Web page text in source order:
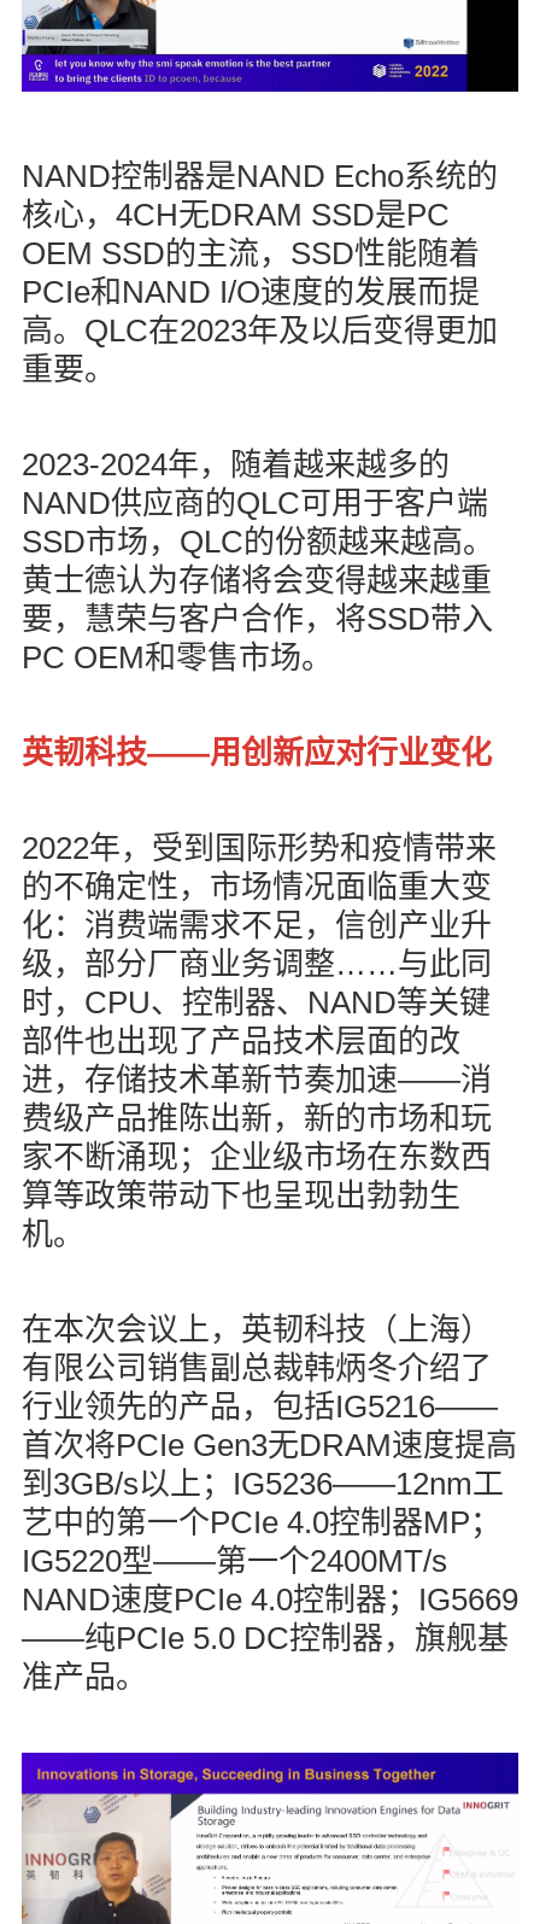
NAND控制器是NAND Echo系统的
核心， 4CH无DRAM SSD是PC
OEM SSD的主流， SSD性能随着
PCIe和NAND I/O速度的发展而提
高。 QLC在2023年及以后变得更加
重要。
2023-2024年，随着越来越多的
NAND供应商的QLC可用于客户端
SSD市场， QLC的份额越来越高。
黄士德认为存储将会变得越来越重
要，慧荣与客户合作，将SSD带入
PC OEM和零售市场。
英韧科技——用创新应对行业变化
2022年，受到国际形势和疫情带来
的不确定性，市场情况面临重大变
化：消费端需求不足，信创产业升
级，部分厂商业务调整……与此同
时， CPU、控制器、 NAND等关键
部件也出现了产品技术层面的改
进，存储技术革新节奏加速——消
费级产品推陈出新，新的市场和玩
家不断涌现；企业级市场在东数西
算等政策带动下也呈现出勃勃生
机。
在本次会议上，英韧科技（上海）
有限公司销售副总裁韩炳冬介绍了
行业领先的产品，包括IG5216——
首次将PCIe Gen3无DRAM速度提高
到 3GB/s以上； IG5236——12nm工
艺中的第一个PCIe 4.0控制器MP；
IG5220型——第一个2400MT/s
NAND速度PCIe 4.0控制器； IG5669
——纯PCIe 5.0 DC控制器，旗舰基
准产品。